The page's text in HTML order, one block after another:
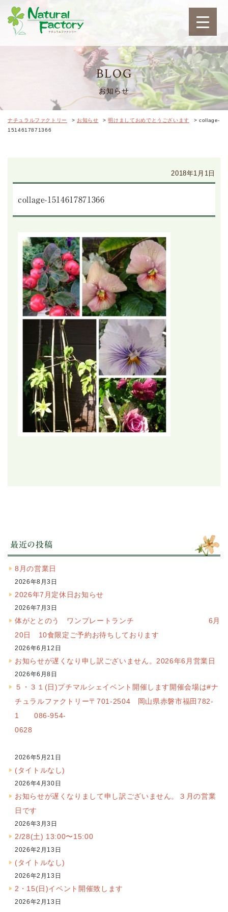
ナチュラルファクトリ
BLOG
お知らせ
ナチュラルファクトリー > お知らせ >明けましておめでとうございます > collage-
1514617871366
2018年1月1日
collage-1514617871366
最近の投稿
8月の営業日
2026年8月3日
2026年7月定休日お知らせ
2026年7月3日
体がととのう ワンプレートランチ 6月
20日 10食限定ご予約お待ちしております
2026年6月12日
お知らせが遅くなり申し訳ございません。2026年6月営業日
2026年6月8日
５・３１(日)プチマルシェイベント開催します開催会場は#ナ
チュラルファクトリー〒701-2504 岡山県赤磐市福田782-
1 086-954-
0628
2026年5月21日
(タイトルなし)
2026年4月30日
お知らせが遅くなりまして申し訳ございません。３月の営業
日です
2026年3月3日
2/28(土) 13:00〜15:00
2026年2月13日
(タイトルなし)
2026年2月13日
2・15(日)イベント開催致します
2026年2月13日